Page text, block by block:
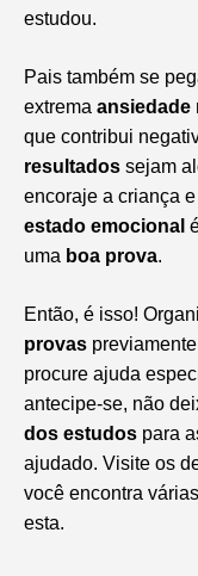
estudou.
Pais também se
extrema ansiedade
que contribui
resultados sejam
encoraje a criança
estado emocional
uma boa prova.
Então, é isso!
provas
procure ajuda
antecipe-se, não
dos estudos para
ajudado. Visite os
você encontra
esta.